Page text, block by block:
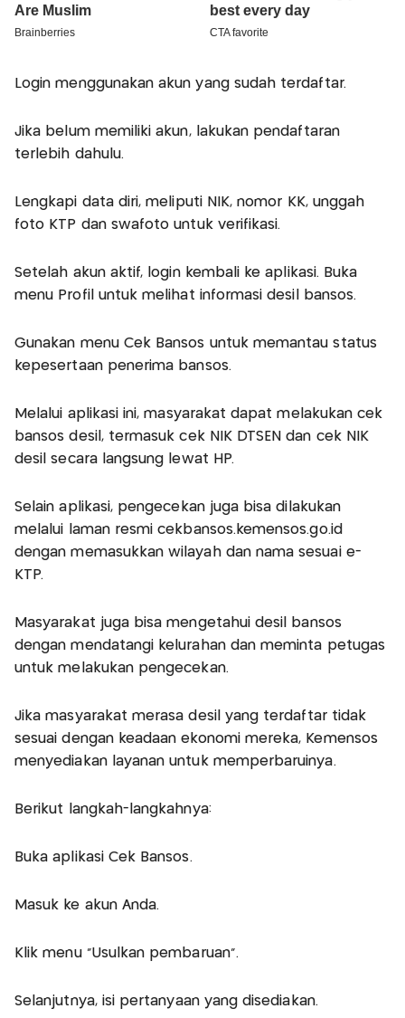
Login menggunakan akun yang sudah terdaftar.
Jika belum memiliki akun, lakukan pendaftaran
terlebih dahulu.
Lengkapi data diri, meliputi NIK, nomor KK, unggah
foto KTP dan swafoto untuk verifikasi.
Setelah akun aktif, login kembali ke aplikasi. Buka
menu Profil untuk melihat informasi desil bansos.
Gunakan menu Cek Bansos untuk memantau status
kepesertaan penerima bansos.
Melalui aplikasi ini, masyarakat dapat melakukan cek
bansos desil, termasuk cek NIK DTSEN dan cek NIK
desil secara langsung lewat HP.
Selain aplikasi, pengecekan juga bisa dilakukan
melalui laman resmi cekbansos.kemensos.go.id
dengan memasukkan wilayah dan nama sesuai e-
KTP.
Masyarakat juga bisa mengetahui desil bansos
dengan mendatangi kelurahan dan meminta petugas
untuk melakukan pengecekan.
Jika masyarakat merasa desil yang terdaftar tidak
sesuai dengan keadaan ekonomi mereka, Kemensos
menyediakan layanan untuk memperbaruinya.
Berikut langkah-langkahnya:
Buka aplikasi Cek Bansos.
Masuk ke akun Anda.
Klik menu “Usulkan pembaruan”.
Selanjutnya, isi pertanyaan yang disediakan.